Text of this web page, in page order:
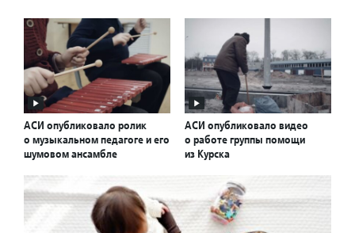
АСИ опубликовало ролик
о музыкальном педагоге и его
шумовом ансамбле
АСИ опубликовало видео
о работе группы помощи
из Курска